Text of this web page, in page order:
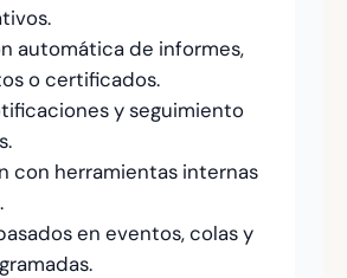
automática de informes,
o certificados.
y seguimiento
con herramientas internas
en eventos, colas y